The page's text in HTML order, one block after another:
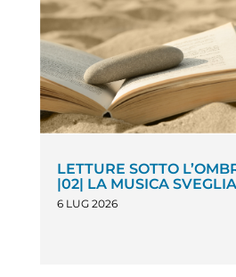
LETTURE SOTTO
|02| LA MUSICA
6 LUG 2026